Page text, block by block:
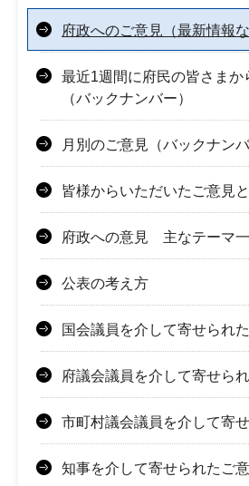
府政へのご意見（最新情報な
最近1週間に府民の皆さまか
（バックナンバー）
月別のご意見（バックナンバ
皆様からいただいたご意見
府政への意見 主なテーマ
公表の考え方
国会議員を介して寄せられ
府議会議員を介して寄せら
市町村議会議員を介して寄
知事を介して寄せられたご